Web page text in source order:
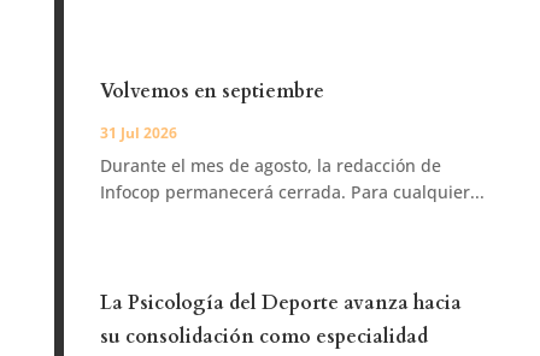
Volvemos en septiembre
31 Jul 2026
Durante el mes de agosto, la redacción de
Infocop permanecerá cerrada. Para cualquier...
La Psicología del Deporte avanza hacia
su consolidación como especialidad